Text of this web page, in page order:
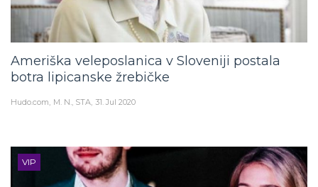
Ameriška veleposlanica v Sloveniji postala
botra lipicanske žrebičke
Hudo.com M. N., STA 31. Jul 2020
VIP